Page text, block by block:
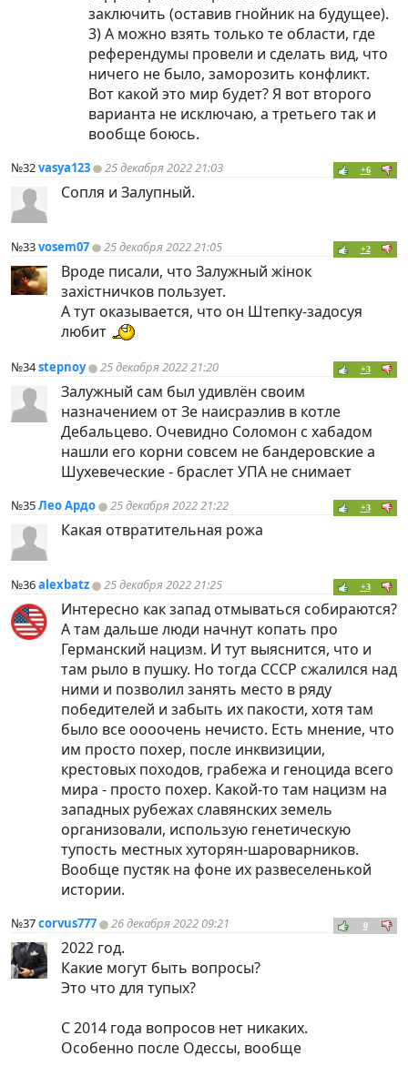
заключить (оставив гнойник на будущее).
3) А можно взять только те области, где
референдумы провели и сделать вид, что
ничего не было, заморозить конфликт.
Вот какой это мир будет? Я вот второго
варианта не исключаю, а третьего так и
вообще боюсь.
№32vasya123 25 декабря 2022 21:03 +6
Сопля и Залупный.
№33vosem07 25 декабря 2022 21:05 +2
Вроде писали, что Залужный жiнок
захiстничков пользует.
А тут оказывается, что он Штепку-задосуя
любит
№34stepnoy 25 декабря 2022 21:20 +3
Залужный сам был удивлён своим
назначением от Зе наисраэлив в котле
Дебальцево. Очевидно Соломон с хабадом
нашли его корни совсем не бандеровские а
Шухевеческие - браслет УПА не снимает
№35Лео Ардо 25 декабря 2022 21:22 +3
Какая отвратительная рожа
№36alexbatz 25 декабря 2022 21:25 +3
Интересно как запад отмываться собираются?
А там дальше люди начнут копать про
Германский нацизм. И тут выяснится, что и
там рыло в пушку. Но тогда СССР сжалился над
ними и позволил занять место в ряду
победителей и забыть их пакости, хотя там
было все оооочень нечисто. Есть мнение, что
им просто похер, после инквизиции,
крестовых походов, грабежа и геноцида всего
мира - просто похер. Какой-то там нацизм на
западных рубежах славянских земель
организовали, использую генетическую
тупость местных хуторян-шароварников.
Вообще пустяк на фоне их развеселенькой
истории.
№37corvus777 26 декабря 2022 09:21 0
2022 год.
Какие могут быть вопросы?
Это что для тупых?
С 2014 года вопросов нет никаких.
Особенно после Одессы, вообще